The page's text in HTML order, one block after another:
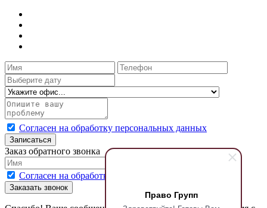
Право Групп
Согласен на обработку персональных данных
Записаться
Заказ обратного звонка
Согласен на обработку персональных данных
Заказать звонок